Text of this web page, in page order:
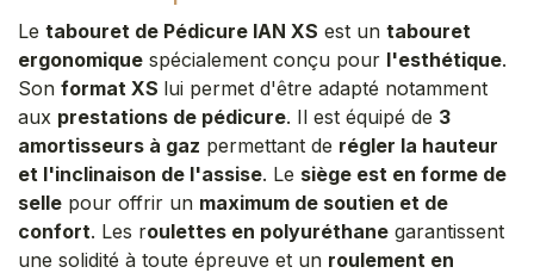
Le tabouret de Pédicure IAN XS est un tabouret
ergonomique spécialement conçu pour l'esthétique.
Son format XS lui permet d'être adapté notamment
aux prestations de pédicure. Il est équipé de 3
amortisseurs à gaz permettant de régler la hauteur
et l'inclinaison de l'assise. Le siège est en forme de
selle pour offrir un maximum de soutien et de
confort. Les roulettes en polyuréthane garantissent
une solidité à toute épreuve et un roulement en